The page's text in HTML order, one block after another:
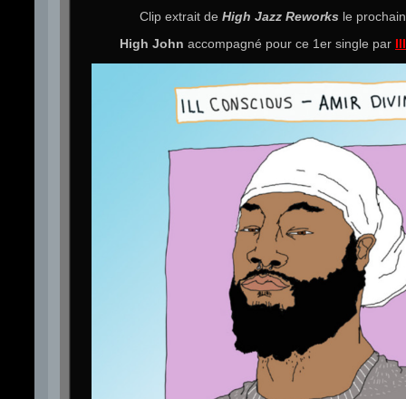
Clip extrait de High Jazz Reworks le
High John accompagné pour ce 1er single par